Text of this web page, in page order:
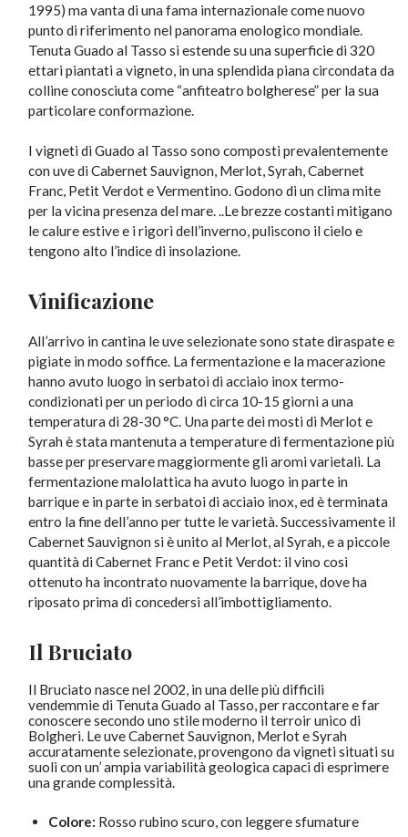
1995) ma vanta di una fama internazionale come nuovo
punto di riferimento nel panorama enologico mondiale.
Tenuta Guado al Tasso si estende su una superficie di 320
ettari piantati a vigneto, in una splendida piana circondata da
colline conosciuta come “anfiteatro bolgherese” per la sua
particolare conformazione.
I vigneti di Guado al Tasso sono composti prevalentemente
con uve di Cabernet Sauvignon, Merlot, Syrah, Cabernet
Franc, Petit Verdot e Vermentino. Godono di un clima mite
per la vicina presenza del mare. ..Le brezze costanti mitigano
le calure estive e i rigori dell’inverno, puliscono il cielo e
tengono alto l’indice di insolazione.
Vinificazione
All’arrivo in cantina le uve selezionate sono state diraspate e
pigiate in modo soffice. La fermentazione e la macerazione
hanno avuto luogo in serbatoi di acciaio inox termo-
condizionati per un periodo di circa 10-15 giorni a una
temperatura di 28-30 °C. Una parte dei mosti di Merlot e
Syrah è stata mantenuta a temperature di fermentazione più
basse per preservare maggiormente gli aromi varietali. La
fermentazione malolattica ha avuto luogo in parte in
barrique e in parte in serbatoi di acciaio inox, ed è terminata
entro la fine dell’anno per tutte le varietà. Successivamente il
Cabernet Sauvignon si è unito al Merlot, al Syrah, e a piccole
quantità di Cabernet Franc e Petit Verdot: il vino così
ottenuto ha incontrato nuovamente la barrique, dove ha
riposato prima di concedersi all’imbottigliamento.
Il Bruciato
Il Bruciato nasce nel 2002, in una delle più difficili
vendemmie di Tenuta Guado al Tasso, per raccontare e far
conoscere secondo uno stile moderno il terroir unico di
Bolgheri. Le uve Cabernet Sauvignon, Merlot e Syrah
accuratamente selezionate, provengono da vigneti situati su
suoli con un’ ampia variabilità geologica capaci di esprimere
una grande complessità.
Colore: Rosso rubino scuro, con leggere sfumature